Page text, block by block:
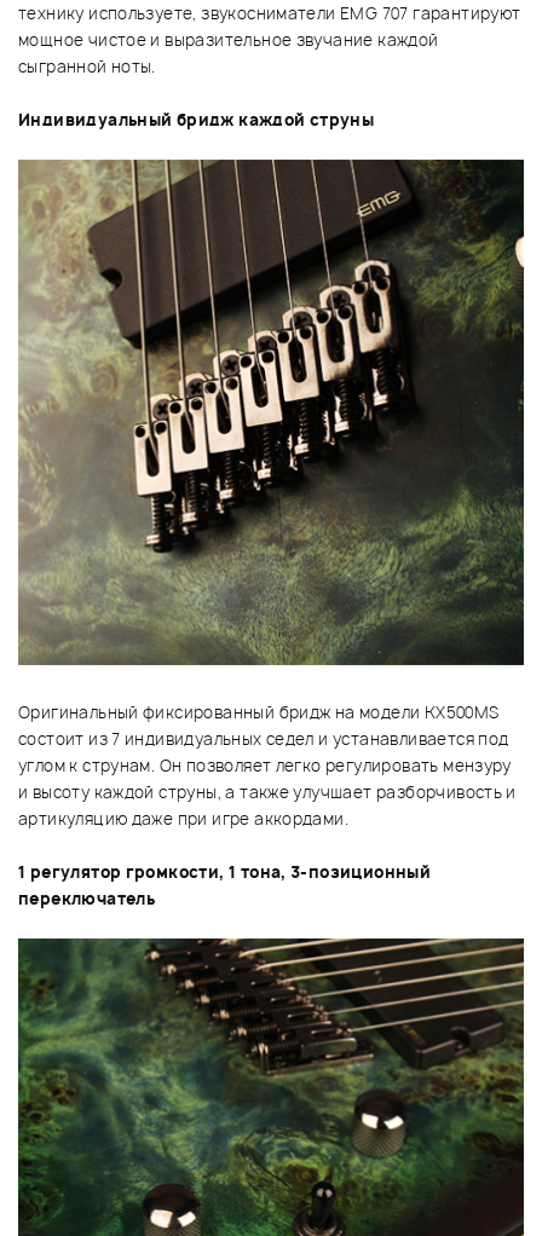
технику используете, звукосниматели EMG 707 гарантируют
мощное чистое и выразительное звучание каждой
сыгранной ноты.
Индивидуальный бридж каждой струны
Оригинальный фиксированный бридж на модели KX500MS
состоит из 7 индивидуальных седел и устанавливается под
углом к струнам. Он позволяет легко регулировать мензуру
и высоту каждой струны, а также улучшает разборчивость и
артикуляцию даже при игре аккордами.
1 регулятор громкости, 1 тона, 3-позиционный
переключатель